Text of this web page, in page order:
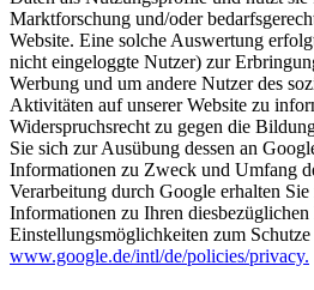
Marktforschung und/oder
Website. Eine solche Auswertung
nicht eingeloggte Nutzer) zur
Werbung und um andere Nutzer des
Aktivitäten auf unserer Website zu
Widerspruchsrecht zu gegen die
Sie sich zur Ausübung dessen an
Informationen zu Zweck und Umfang
Verarbeitung durch Google erhalten Sie
Informationen zu Ihren diesbezüglichen
Einstellungsmöglichkeiten zum
www.google.de/intl/de/policies/privacy.